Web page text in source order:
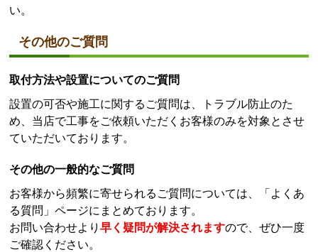
い。
その他のご質問
取付方法や設置についてのご質問
設置の可否や施工に関するご質問は、トラブル防止のた
め、当店で工事をご依頼いただくお客様のみを対象とさせ
ていただいております。
その他の一般的なご質問
お客様から頻繁に寄せられるご質問については、「よくあ
る質問」ページにまとめております。
お問い合わせより早く疑問が解決されますので、ぜひ一度
ご確認ください。